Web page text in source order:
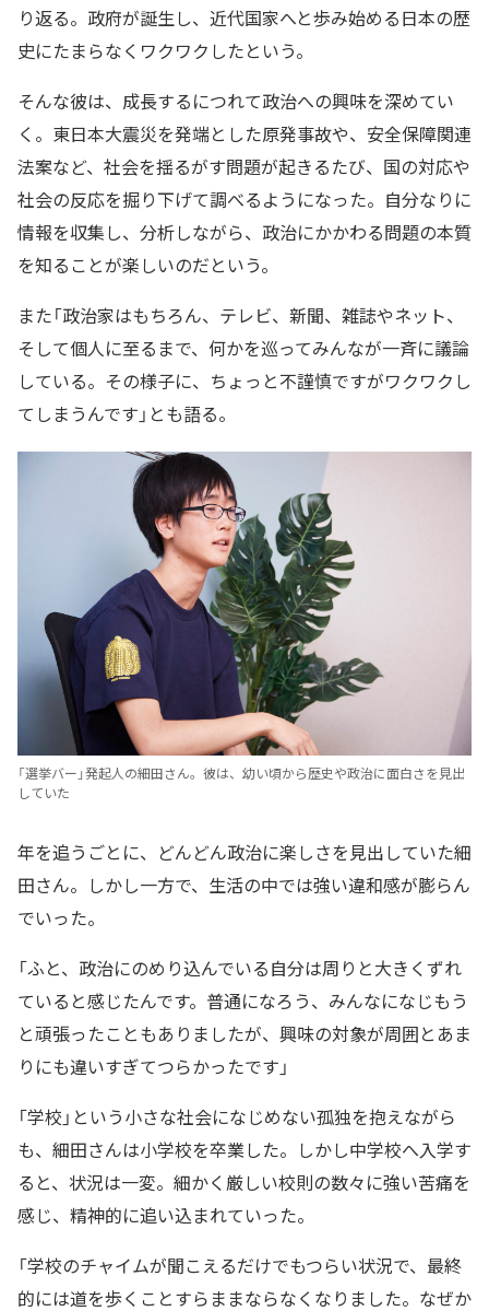
り返る。政府が誕生し、近代国家へと歩み始める日本の歴
史にたまらなくワクワクしたという。
そんな彼は、成長するにつれて政治への興味を深めてい
く。東日本大震災を発端とした原発事故や、安全保障関連
法案など、社会を揺るがす問題が起きるたび、国の対応や
社会の反応を掘り下げて調べるようになった。自分なりに
情報を収集し、分析しながら、政治にかかわる問題の本質
を知ることが楽しいのだという。
また「政治家はもちろん、テレビ、新聞、雑誌やネット、
そして個人に至るまで、何かを巡ってみんなが一斉に議論
している。その様子に、ちょっと不謹慎ですがワクワクし
てしまうんです」とも語る。
「選挙バー」発起人の細田さん。彼は、幼い頃から歴史や政治に面白さを見出
していた
年を追うごとに、どんどん政治に楽しさを見出していた細
田さん。しかし一方で、生活の中では強い違和感が膨らん
でいった。
「ふと、政治にのめり込んでいる自分は周りと大きくずれ
ていると感じたんです。普通になろう、みんなになじもう
と頑張ったこともありましたが、興味の対象が周囲とあま
りにも違いすぎてつらかったです」
「学校」という小さな社会になじめない孤独を抱えながら
も、細田さんは小学校を卒業した。しかし中学校へ入学す
ると、状況は一変。細かく厳しい校則の数々に強い苦痛を
感じ、精神的に追い込まれていった。
「学校のチャイムが聞こえるだけでもつらい状況で、最終
的には道を歩くことすらままならなくなりました。なぜか